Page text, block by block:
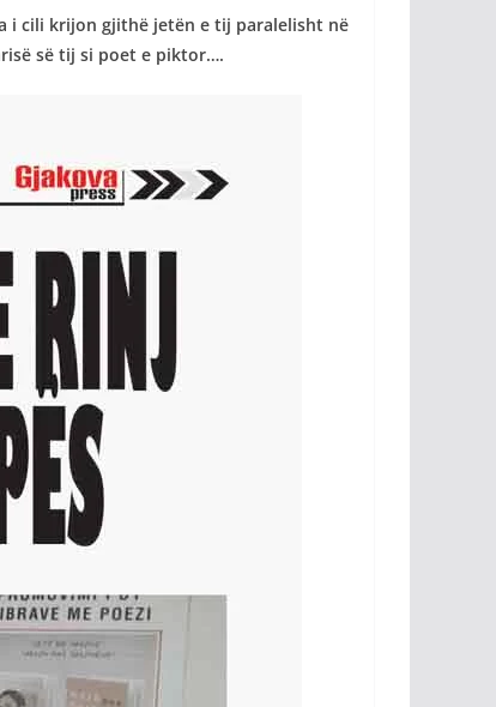
i cili krijon gjithë jetën e tij paralelisht në
së tij si poet e piktor….